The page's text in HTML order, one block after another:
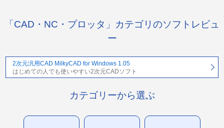
「CAD・NC・プロッタ」カテゴリのソフトレビュ
ー
2次元汎用CAD MilkyCAD for Windows 1.05
はじめての人でも使いやすい2次元CADソフト
カテゴリーから選ぶ